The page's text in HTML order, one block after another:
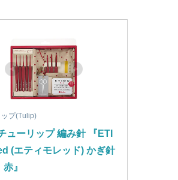
プ(Tulip)
ューリップ 編み針 『ETI
(エティモレッド) かぎ針
』